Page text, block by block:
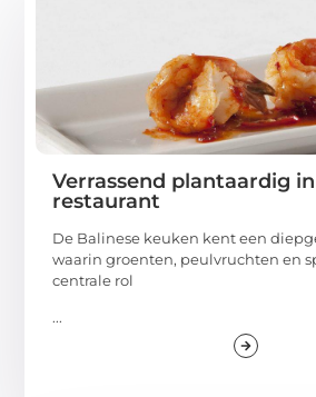
Verrassend plantaardig
restaurant
De Balinese keuken kent een
waarin groenten, peulvruchten en
centrale rol
...